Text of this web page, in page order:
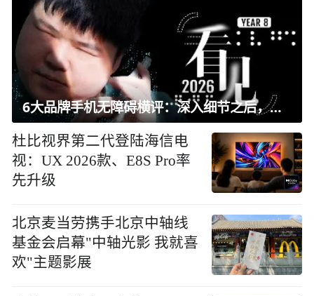
6大品牌手机无障碍横评：深入细节之后，似乎只有苹果能挺住？｜ 看见2026
杜比视界第二代登陆海信电
视：UX 2026款、E8S Pro率
先升级
北京麦当劳携手北京中轴线
基金会启幕"中轴光影 我就喜
欢"主题影展